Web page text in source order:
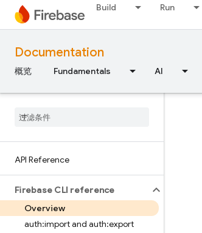
Build Run
Documentation
概览 Fundamentals AI
API Reference
Firebase CLI reference
Overview
auth:import and auth:export